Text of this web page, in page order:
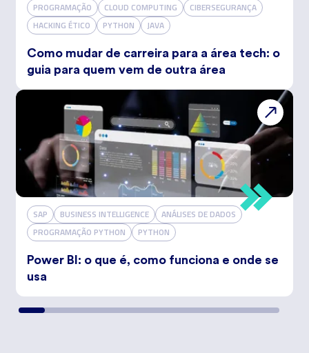
PROGRAMAÇÃO
CLOUD COMPUTING
CIBERSEGURANÇA
HACKING ÉTICO
PYTHON JAVA
Como mudar de carreira para a área tech: o
guia para quem vem de outra área
SAP BUSINESS INTELLIGENCE
ANÁLISES DE DADOS
PROGRAMAÇÃO PYTHON
PYTHON
Power BI: o que é, como funciona e onde se
usa